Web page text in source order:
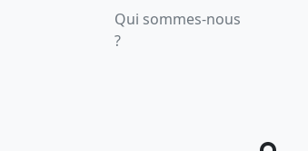
Qui sommes-nous
?